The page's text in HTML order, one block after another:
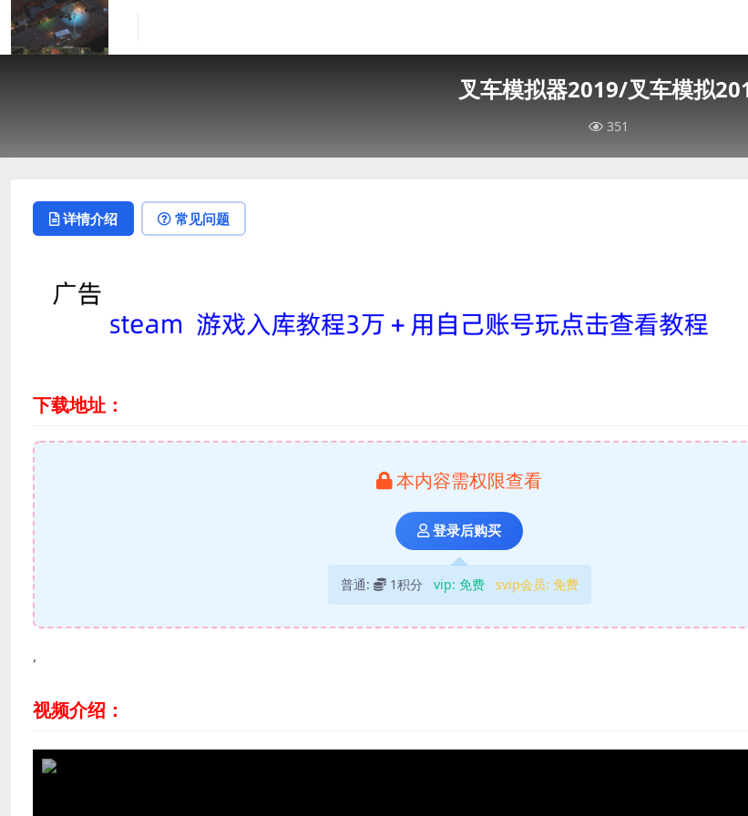
叉车模拟器2019/叉车模拟
351
详情介绍 常见问题
下载地址：
本内容需权限查看
登录后购买
普通: 1积分 vip: 免费 svip会员: 免费
,
视频介绍：